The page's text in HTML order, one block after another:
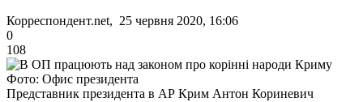
Корреспондент.net, 25 червня 2020, 16:06
0
108
Фото: Офис президента
Представник президента в АР Крим Антон Кориневич